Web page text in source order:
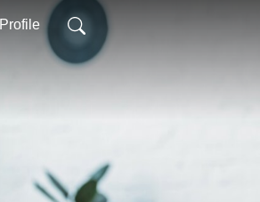
Profile